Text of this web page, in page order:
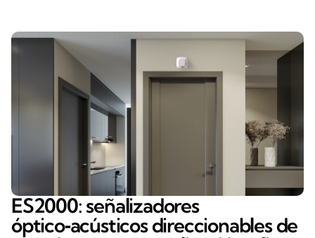
ES2000: señalizadores
óptico‑acústicos direccionables de